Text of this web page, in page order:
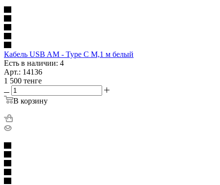
Кабель USB AM - Type C M,1 м белый
Есть в наличии: 4
Арт.: 14136
1 500 тенге
В корзину